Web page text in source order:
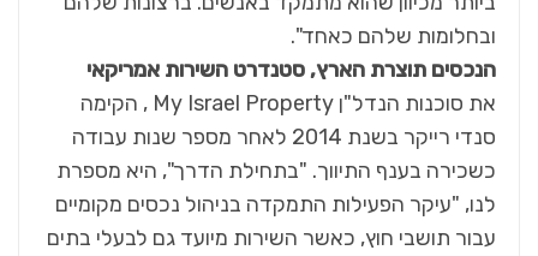
ובחלומות שלהם כאחד".
הנכסים תוצרת הארץ, סטנדרט השירות אמריקאי
את סוכנות הנדל"ן My Israel Property , הקימה
סנדי רייקר בשנת 2014 לאחר מספר שנות עבודה
כשכירה בענף התיווך. "בתחילת הדרך", היא מספרת
לנו, "עיקר הפעילות התמקדה בניהול נכסים מקומיים
עבור תושבי חוץ, כאשר השירות מיועד גם לבעלי בתים